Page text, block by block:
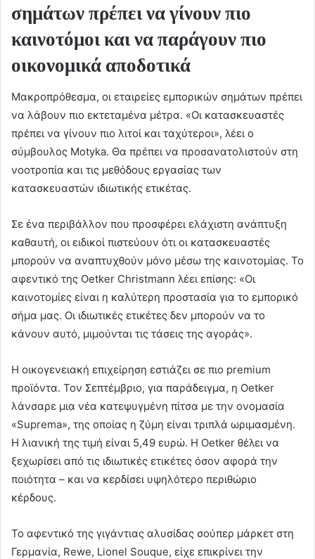
σημάτων πρέπει να γίνουν πιο
καινοτόμοι και να παράγουν πιο
οικονομικά αποδοτικά
Μακροπρόθεσμα, οι εταιρείες εμπορικών σημάτων πρέπει
να λάβουν πιο εκτεταμένα μέτρα. «Οι κατασκευαστές
πρέπει να γίνουν πιο λιτοί και ταχύτεροι», λέει ο
σύμβουλος Motyka. Θα πρέπει να προσανατολιστούν στη
νοοτροπία και τις μεθόδους εργασίας των
κατασκευαστών ιδιωτικής ετικέτας.
Σε ένα περιβάλλον που προσφέρει ελάχιστη ανάπτυξη
καθαυτή, οι ειδικοί πιστεύουν ότι οι κατασκευαστές
μπορούν να αναπτυχθούν μόνο μέσω της καινοτομίας. Το
αφεντικό της Oetker Christmann λέει επίσης: «Οι
καινοτομίες είναι η καλύτερη προστασία για το εμπορικό
σήμα μας. Οι ιδιωτικές ετικέτες δεν μπορούν να το
κάνουν αυτό, μιμούνται τις τάσεις της αγοράς».
Η οικογενειακή επιχείρηση εστιάζει σε πιο premium
προϊόντα. Τον Σεπτέμβριο, για παράδειγμα, η Oetker
λάνσαρε μια νέα κατεψυγμένη πίτσα με την ονομασία
«Suprema», της οποίας η ζύμη είναι τριπλά ωριμασμένη.
Η λιανική της τιμή είναι 5,49 ευρώ. Η Oetker θέλει να
ξεχωρίσει από τις ιδιωτικές ετικέτες όσον αφορά την
ποιότητα – και να κερδίσει υψηλότερο περιθώριο
κέρδους.
Το αφεντικό της γιγάντιας αλυσίδας σούπερ μάρκετ στη
Γερμανία, Rewe, Lionel Souque, είχε επικρίνει την